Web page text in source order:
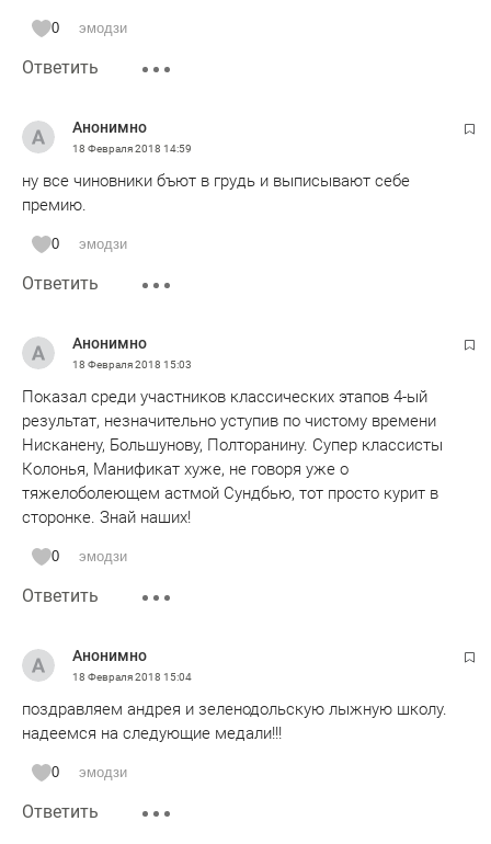
0 эмодзи
Ответить
Анонимно
18 Февраля 2018 14:59
ну все чиновники бъют в грудь и выписывают себе
премию.
0 эмодзи
Ответить
Анонимно
18 Февраля 2018 15:03
Показал среди участников классических этапов 4-ый
результат, незначительно уступив по чистому времени
Нисканену, Большунову, Полторанину. Супер классисты
Колонья, Манификат хуже, не говоря уже о
тяжелоболеющем астмой Сундбью, тот просто курит в
сторонке. Знай наших!
0 эмодзи
Ответить
Анонимно
18 Февраля 2018 15:04
поздравляем андрея и зеленодольскую лыжную школу.
надеемся на следующие медали!!!
0 эмодзи
Ответить